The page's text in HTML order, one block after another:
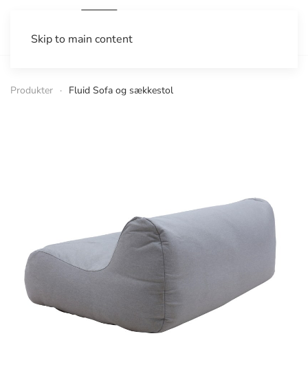
Skip to main content
Produkter Fluid Sofa og sækkestol